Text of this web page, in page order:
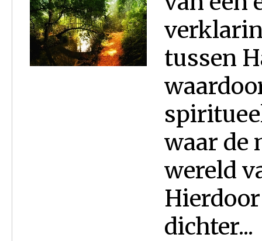
tussen
waar de
wereld
dichter...